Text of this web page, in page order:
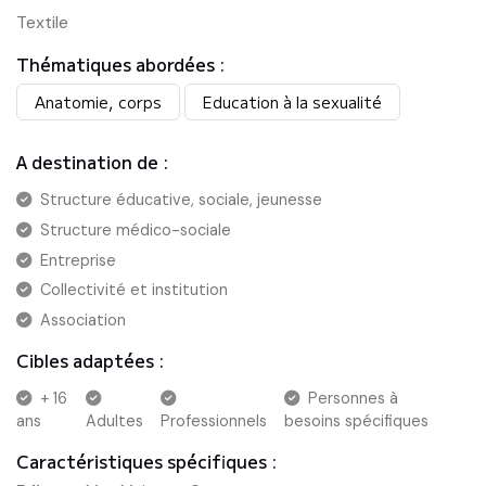
Textile
Thématiques abordées :
Anatomie, corps Education à la sexualité
A destination de :
Structure éducative, sociale, jeunesse
Structure médico-sociale
Entreprise
Collectivité et institution
Association
Cibles adaptées :
+ 16
ans
Adultes Professionnels
Personnes à
besoins spécifiques
Caractéristiques spécifiques :